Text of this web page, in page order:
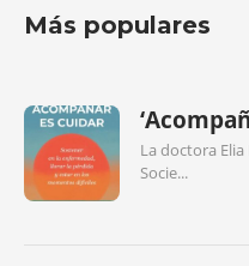
Más populares
La doctora
Socie...